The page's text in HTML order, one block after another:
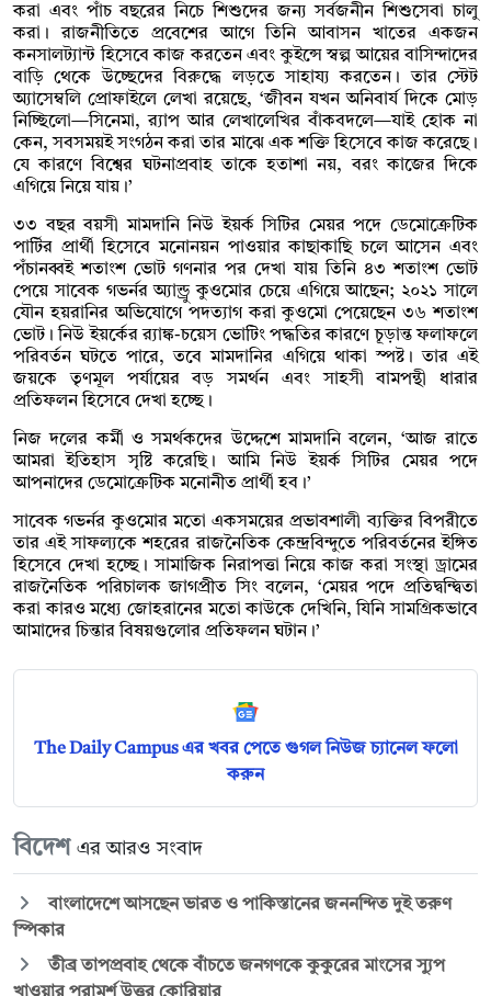
করা এবং পাঁচ বছরের নিচে শিশুদের জন্য সর্বজনীন শিশুসেবা চালু
করা। রাজনীতিতে প্রবেশের আগে তিনি আবাসন খাতের একজন
কনসালট্যান্ট হিসেবে কাজ করতেন এবং কুইন্সে স্বল্প আয়ের বাসিন্দাদের
বাড়ি থেকে উচ্ছেদের বিরুদ্ধে লড়তে সাহায্য করতেন। তার স্টেট
অ্যাসেম্বলি প্রোফাইলে লেখা রয়েছে, ‘জীবন যখন অনিবার্য দিকে মোড়
নিচ্ছিলো—সিনেমা, র‍্যাপ আর লেখালেখির বাঁকবদলে—যাই হোক না
কেন, সবসময়ই সংগঠন করা তার মাঝে এক শক্তি হিসেবে কাজ করেছে।
যে কারণে বিশ্বের ঘটনাপ্রবাহ তাকে হতাশা নয়, বরং কাজের দিকে
এগিয়ে নিয়ে যায়।’
৩৩ বছর বয়সী মামদানি নিউ ইয়র্ক সিটির মেয়র পদে ডেমোক্রেটিক
পার্টির প্রার্থী হিসেবে মনোনয়ন পাওয়ার কাছাকাছি চলে আসেন এবং
পঁচানব্বই শতাংশ ভোট গণনার পর দেখা যায় তিনি ৪৩ শতাংশ ভোট
পেয়ে সাবেক গভর্নর অ্যান্ড্রু কুওমোর চেয়ে এগিয়ে আছেন; ২০২১ সালে
যৌন হয়রানির অভিযোগে পদত্যাগ করা কুওমো পেয়েছেন ৩৬ শতাংশ
ভোট। নিউ ইয়র্কের র‍্যাঙ্ক-চয়েস ভোটিং পদ্ধতির কারণে চূড়ান্ত ফলাফলে
পরিবর্তন ঘটতে পারে, তবে মামদানির এগিয়ে থাকা স্পষ্ট। তার এই
জয়কে তৃণমূল পর্যায়ের বড় সমর্থন এবং সাহসী বামপন্থী ধারার
প্রতিফলন হিসেবে দেখা হচ্ছে।
নিজ দলের কর্মী ও সমর্থকদের উদ্দেশে মামদানি বলেন, ‘আজ রাতে
আমরা ইতিহাস সৃষ্টি করেছি। আমি নিউ ইয়র্ক সিটির মেয়র পদে
আপনাদের ডেমোক্রেটিক মনোনীত প্রার্থী হব।’
সাবেক গভর্নর কুওমোর মতো একসময়ের প্রভাবশালী ব্যক্তির বিপরীতে
তার এই সাফল্যকে শহরের রাজনৈতিক কেন্দ্রবিন্দুতে পরিবর্তনের ইঙ্গিত
হিসেবে দেখা হচ্ছে। সামাজিক নিরাপত্তা নিয়ে কাজ করা সংস্থা ড্রামের
রাজনৈতিক পরিচালক জাগপ্রীত সিং বলেন, ‘মেয়র পদে প্রতিদ্বন্দ্বিতা
করা কারও মধ্যে জোহরানের মতো কাউকে দেখিনি, যিনি সামগ্রিকভাবে
আমাদের চিন্তার বিষয়গুলোর প্রতিফলন ঘটান।’
The Daily Campus এর খবর পেতে গুগল নিউজ চ্যানেল ফলো
করুন
বিদেশ এর আরও সংবাদ
বাংলাদেশে আসছেন ভারত ও পাকিস্তানের জননন্দিত দুই তরুণ
স্পিকার
তীব্র তাপপ্রবাহ থেকে বাঁচতে জনগণকে কুকুরের মাংসের স্যুপ
খাওয়ার পরামর্শ উত্তর কোরিয়ার